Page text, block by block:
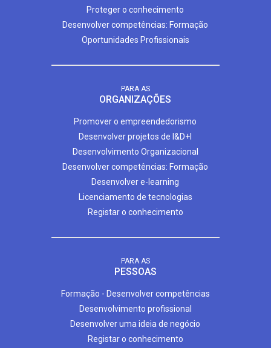
Proteger o conhecimento
Desenvolver competências: Formação
Oportunidades Profissionais
PARA AS
ORGANIZAÇÕES
Promover o empreendedorismo
Desenvolver projetos de I&D+I
Desenvolvimento Organizacional
Desenvolver competências: Formação
Desenvolver e-learning
Licenciamento de tecnologias
Registar o conhecimento
PARA AS
PESSOAS
Formação - Desenvolver competências
Desenvolvimento profissional
Desenvolver uma ideia de negócio
Registar o conhecimento